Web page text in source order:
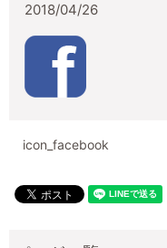
2018/04/26
icon_facebook